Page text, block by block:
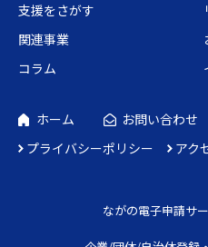
支援をさがす
関連事業
コラム
ホーム
お問い合わせ
プライバシーポリシー
アク
ながの電子申請サ